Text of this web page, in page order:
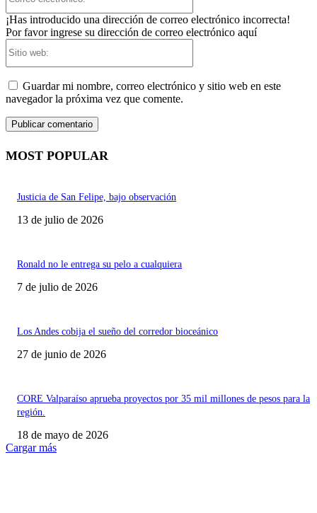
¡Has introducido una dirección de correo electrónico incorrecta!
Por favor ingrese su dirección de correo electrónico aquí
Guardar mi nombre, correo electrónico y sitio web en este
navegador la próxima vez que comente.
MOST POPULAR
Justicia de San Felipe, bajo observación
13 de julio de 2026
Ronald no le entrega su pelo a cualquiera
7 de julio de 2026
Los Andes cobija el sueño del corredor bioceánico
27 de junio de 2026
CORE Valparaíso aprueba proyectos por 35 mil millones de pesos para la
región.
18 de mayo de 2026
Cargar más